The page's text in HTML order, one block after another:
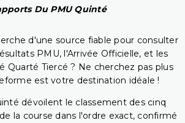
Du PMU Quinté
d'une source fiable pour consulter
PMU, l'Arrivée Officielle, et les
Quarté Tiercé ? Ne cherchez pas plus
est votre destination idéale !
dévoilent le classement des cinq
la course dans l'ordre exact, confirmé